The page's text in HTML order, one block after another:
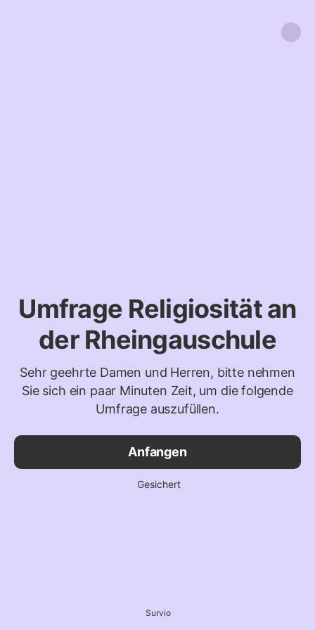
Umfrage Religiosität an
der Rheingauschule
Sehr geehrte Damen und Herren, bitte nehmen
Sie sich ein paar Minuten Zeit, um die folgende
Umfrage auszufüllen.
Anfangen
Gesichert
Survio